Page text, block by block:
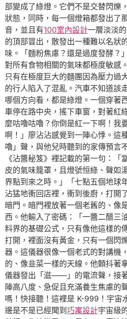
部變成了綠燈。它們不是交替閃爍
狀態，同時，每一個燈箱都發出了
音，並且有100室內設計一層淡淡
的頂部冒出，散發出一種難以名
味。「麵粉焦慮？還是過度發酵？
對所有食物相關的氣味都極度敏感
只有在極度巨大的麵團因為壓力過
的行人陷入了混亂。汽車不知道該
哪個方向看，都是綠燈。一個穿著
車停在路中央，搖下車窗，對著紅
麼咕嚕咕嚕？你倒是紅一下啊！我
啊！」廖沾沾感覺到一陣心悸。這
嚕」聲，與他兒時聽到的家傳預言
《沾醬秘笈》裡記載的第一句：「
皮的氣味籠罩，且燈號恒綠、聲如
界點到來之時。」「七點五個地球
沾猛地衝回店裡，衝到後廚，打開
暗門。暗門裡放著一個老舊的、像
西。他輸入了密碼：「一醬二醋三
料界的基礎公式，只有像他這樣的
打開，裡面沒有黃金，只有一個閃
器。這儀器很像一個老式的對講機
的、像韭菜一樣的天線。他顫抖著
儀器發出「滋——」的電流聲，接
陣高八度、急促且充滿養生焦慮的
嗎！快接聽！這裡是 K-999！宇宙
邊是不是已經聞到巧寓設計宇宙級